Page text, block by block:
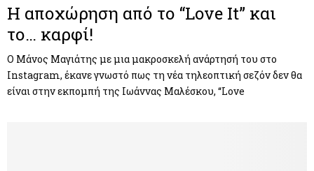
Η αποχώρηση από το “Love It” και
το… καρφί!
Ο Μάνος Μαγιάτης με μια μακροσκελή ανάρτησή του στο
Instagram, έκανε γνωστό πως τη νέα τηλεοπτική σεζόν δεν θα
είναι στην εκπομπή της Ιωάννας Μαλέσκου, “Love